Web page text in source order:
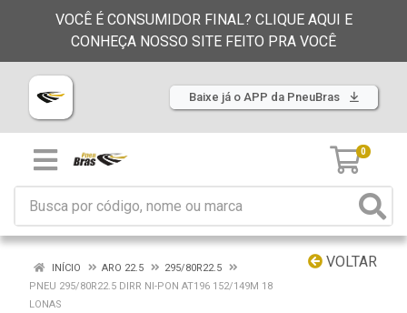
VOCÊ É CONSUMIDOR FINAL? CLIQUE AQUI E
CONHEÇA NOSSO SITE FEITO PRA VOCÊ
Baixe já o APP da PneuBras
0
VOLTAR
INÍCIO ARO 22.5
295/80R22.5
PNEU 295/80R22.5 DIRR NI-PON AT196 152/149M 18
LONAS